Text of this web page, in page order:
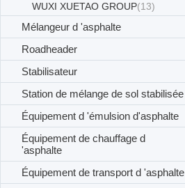
WUXI XUETAO GROUP(13)
Mélangeur d 'asphalte
Roadheader
Stabilisateur
Station de mélange de sol stabilisée
Équipement d 'émulsion d'asphalte
Équipement de chauffage d
'asphalte
Équipement de transport d 'asphalte